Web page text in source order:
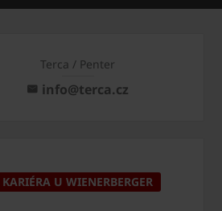
Terca / Penter
info@terca.cz
KARIÉRA U WIENERBERGER